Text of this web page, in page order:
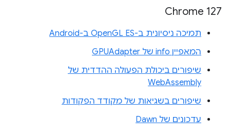
Chrome 127
תמיכה ניסיונית ב-OpenGL ES ב-Android
המאפיין info של GPUAdapter
שיפורים ביכולת הפעולה ההדדית של
WebAssembly
שיפורים בשגיאות של מקודד הפקודות
עדכונים של Dawn